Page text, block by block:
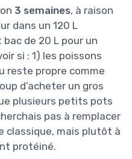
3 semaines, à raison
dans un 120 L
de 20 L pour un
si : 1) les poissons
reste propre comme
d’acheter un gros
plusieurs petits pots
pas à remplacer
classique, mais plutôt à
protéiné.